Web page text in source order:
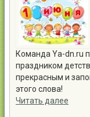
Команда Ya-dn.ru
праздником
прекрасным и
этого слова!
Читать далее